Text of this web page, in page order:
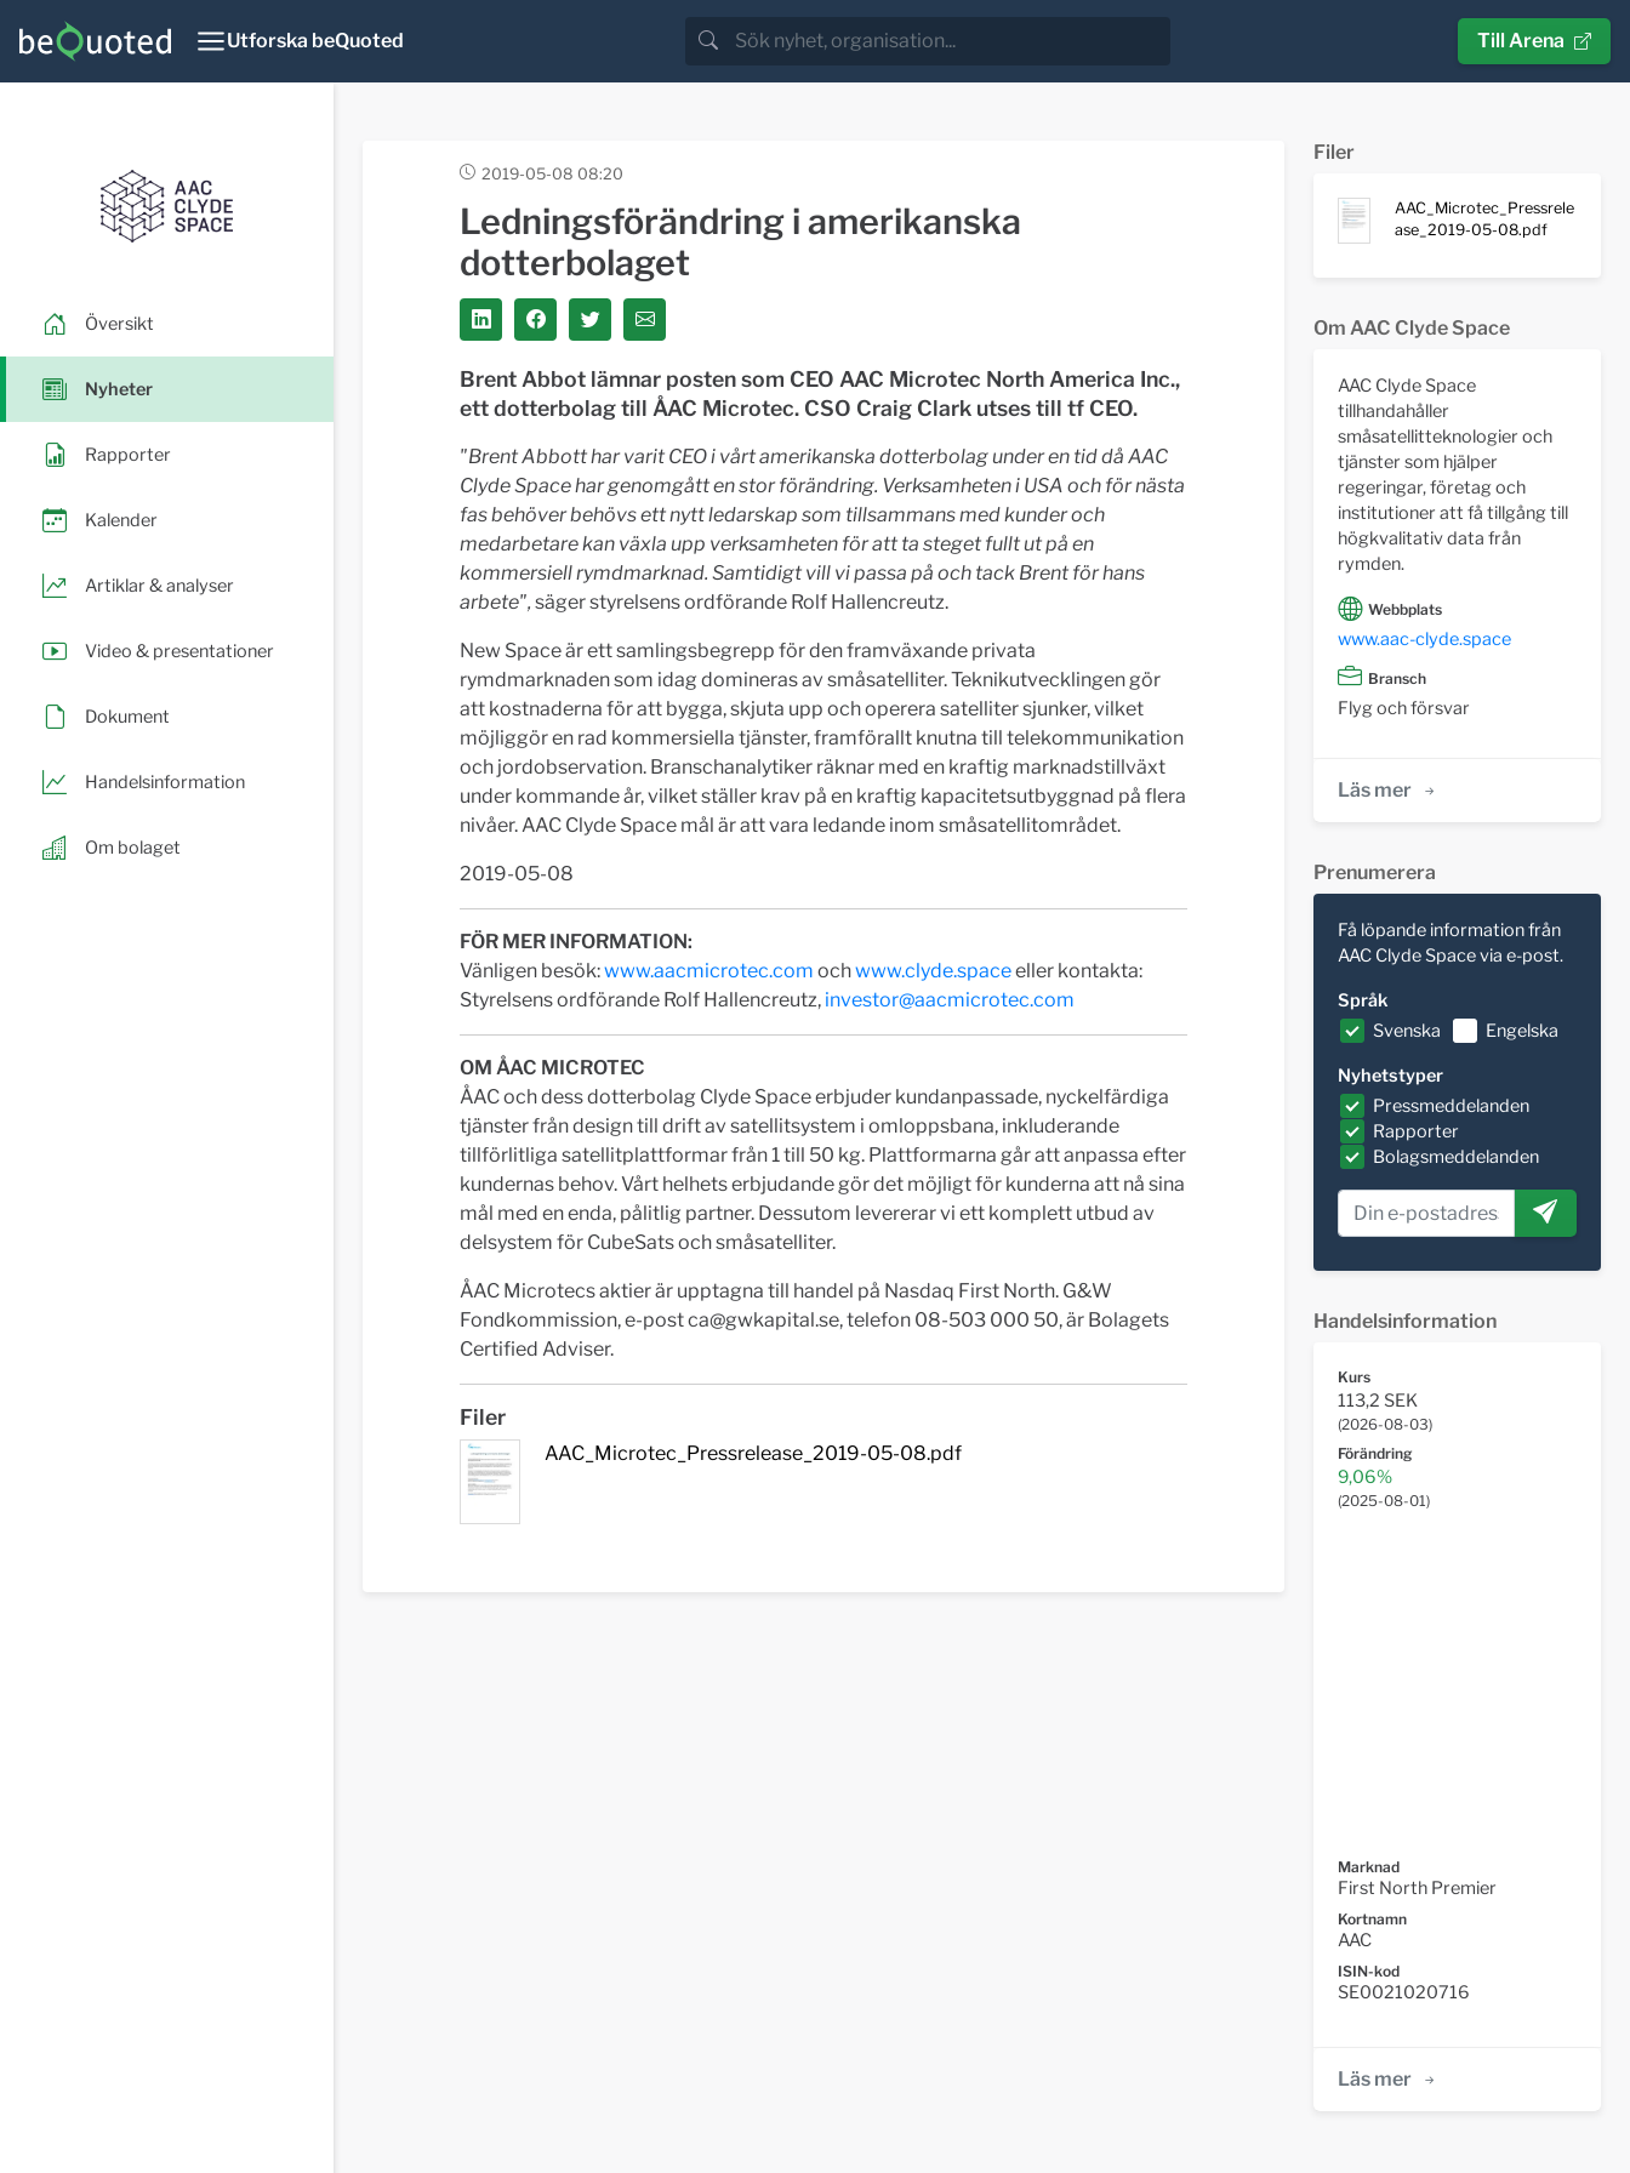
Utforska beQuoted Till Arena
Översikt
Nyheter
Rapporter
Kalender
Artiklar & analyser
Video & presentationer
Dokument
Handelsinformation
Om bolaget
2019-05-08 08:20
Ledningsförändring i amerikanska
dotterbolaget
Brent Abbot lämnar posten som CEO AAC Microtec North America Inc.,
ett dotterbolag till ÅAC Microtec. CSO Craig Clark utses till tf CEO.
"Brent Abbott har varit CEO i vårt amerikanska dotterbolag under en tid då AAC
Clyde Space har genomgått en stor förändring. Verksamheten i USA och för nästa
fas behöver behövs ett nytt ledarskap som tillsammans med kunder och
medarbetare kan växla upp verksamheten för att ta steget fullt ut på en
kommersiell rymdmarknad. Samtidigt vill vi passa på och tack Brent för hans
arbete", säger styrelsens ordförande Rolf Hallencreutz.
New Space är ett samlingsbegrepp för den framväxande privata
rymdmarknaden som idag domineras av småsatelliter. Teknikutvecklingen gör
att kostnaderna för att bygga, skjuta upp och operera satelliter sjunker, vilket
möjliggör en rad kommersiella tjänster, framförallt knutna till telekommunikation
och jordobservation. Branschanalytiker räknar med en kraftig marknadstillväxt
under kommande år, vilket ställer krav på en kraftig kapacitetsutbyggnad på flera
nivåer. AAC Clyde Space mål är att vara ledande inom småsatellitområdet.
2019-05-08
FÖR MER INFORMATION:
Vänligen besök:www.aacmicrotec.com ochwww.clyde.spaceeller kontakta:
Styrelsens ordförande Rolf Hallencreutz, investor@aacmicrotec.com
OM ÅAC MICROTEC
ÅAC och dess dotterbolag Clyde Space erbjuder kundanpassade, nyckelfärdiga
tjänster från design till drift av satellitsystem i omloppsbana, inkluderande
tillförlitliga satellitplattformar från 1 till 50 kg. Plattformarna går att anpassa efter
kundernas behov. Vårt helhets erbjudande gör det möjligt för kunderna att nå sina
mål med en enda, pålitlig partner. Dessutom levererar vi ett komplett utbud av
delsystem för CubeSats och småsatelliter.
ÅAC Microtecs aktier är upptagna till handel på Nasdaq First North. G&W
Fondkommission, e-postca@gwkapital.se, telefon 08-503 000 50, är Bolagets
Certified Adviser.
Filer
AAC_Microtec_Pressrelease_2019-05-08.pdf
Filer
AAC_Microtec_Pressrele
ase_2019-05-08.pdf
Om AAC Clyde Space
AAC Clyde Space
tillhandahåller
småsatellitteknologier och
tjänster som hjälper
regeringar, företag och
institutioner att få tillgång till
högkvalitativ data från
rymden.
Webbplats
www.aac-clyde.space
Bransch
Flyg och försvar
Läs mer
Prenumerera
Få löpande information från
AAC Clyde Space via e-post.
Språk
Svenska
Engelska
Nyhetstyper
Pressmeddelanden
Rapporter
Bolagsmeddelanden
Handelsinformation
Kurs
113,2 SEK
(2026-08-03)
Förändring
9,06%
(2025-08-01)
Marknad
First North Premier
Kortnamn
AAC
ISIN-kod
SE0021020716
Läs mer